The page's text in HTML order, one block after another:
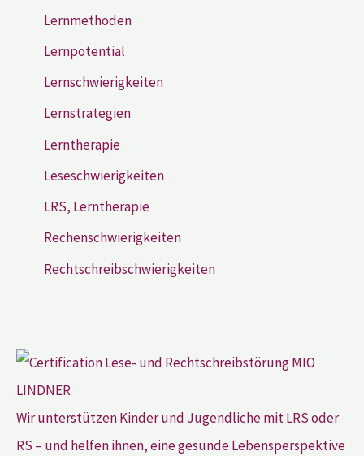
Lernmethoden
Lernpotential
Lernschwierigkeiten
Lernstrategien
Lerntherapie
Leseschwierigkeiten
LRS, Lerntherapie
Rechenschwierigkeiten
Rechtschreibschwierigkeiten
Wir unterstützen Kinder und Jugendliche mit LRS oder
RS – und helfen ihnen, eine gesunde Lebensperspektive